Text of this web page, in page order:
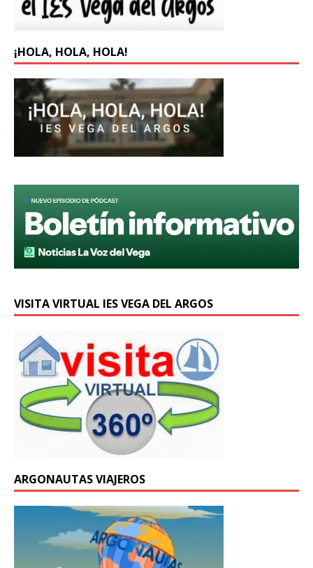
¡HOLA, HOLA, HOLA!
VISITA VIRTUAL IES VEGA DEL ARGOS
ARGONAUTAS VIAJEROS